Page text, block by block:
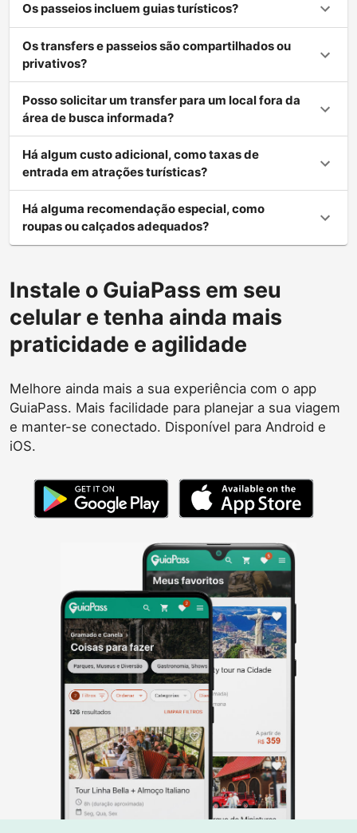
Os passeios incluem guias turísticos?
Os transfers e passeios são compartilhados ou
privativos?
Posso solicitar um transfer para um local fora da
área de busca informada?
Há algum custo adicional, como taxas de
entrada em atrações turísticas?
Há alguma recomendação especial, como
roupas ou calçados adequados?
Instale o GuiaPass em seu
celular e tenha ainda mais
praticidade e agilidade
Melhore ainda mais a sua experiência com o app
GuiaPass. Mais facilidade para planejar a sua viagem
e manter-se conectado. Disponível para Android e
iOS.